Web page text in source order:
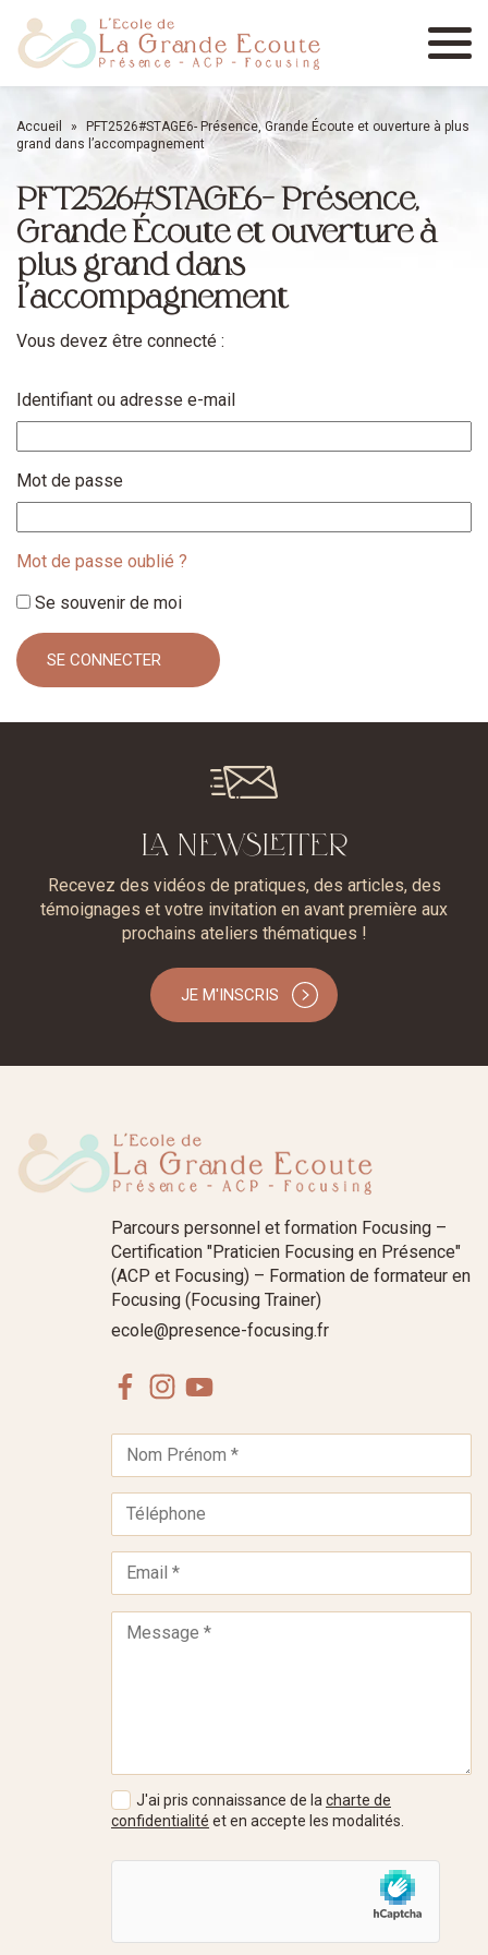
Menu
Accueil »
PFT2526#STAGE6- Présence, Grande Écoute et ouverture à plus
grand dans l’accompagnement
PFT2526#STAGE6- Présence,
Grande Écoute et ouverture à
plus grand dans
l’accompagnement
Vous devez être connecté :
Identifiant ou adresse e-mail
Mot de passe
Mot de passe oublié ?
Se souvenir de moi
LA NEWSLETTER
Recevez des vidéos de pratiques, des articles, des
témoignages et votre invitation en avant première aux
prochains ateliers thématiques !
JE M'INSCRIS
Parcours personnel et formation Focusing –
Certification "Praticien Focusing en Présence"
(ACP et Focusing) – Formation de formateur en
Focusing (Focusing Trainer)
ecole@presence-focusing.fr
FacebookInstagram
J'ai pris connaissance de lacharte de
confidentialité et en accepte les modalités.